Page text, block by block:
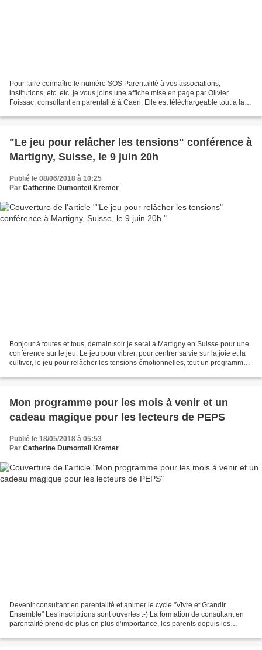
Pour faire connaître le numéro SOS Parentalité à vos associations,
institutions, etc. etc. je vous joins une affiche mise en page par Olivier
Foissac, consultant en parentalité à Caen. Elle est téléchargeable tout à la
"Le jeu pour relâcher les tensions" conférence à
Martigny, Suisse, le 9 juin 20h
Publié le 08/06/2018 à 10:25
Par Catherine Dumonteil Kremer
Bonjour à toutes et tous, demain soir je serai à Martigny en Suisse pour une
conférence sur le jeu. Le jeu pour vibrer, pour centrer sa vie sur la joie et la
cultiver, le jeu pour relâcher les tensions émotionnelles, tout un programme
Mon programme pour les mois à venir et un
cadeau magique pour les lecteurs de PEPS
Publié le 18/05/2018 à 05:53
Par Catherine Dumonteil Kremer
Devenir consultant en parentalité et animer le cycle "Vivre et Grandir
Ensemble" Les inscriptions sont ouvertes :-) La formation de consultant en
parentalité prend de plus en plus d’importance, les parents depuis les